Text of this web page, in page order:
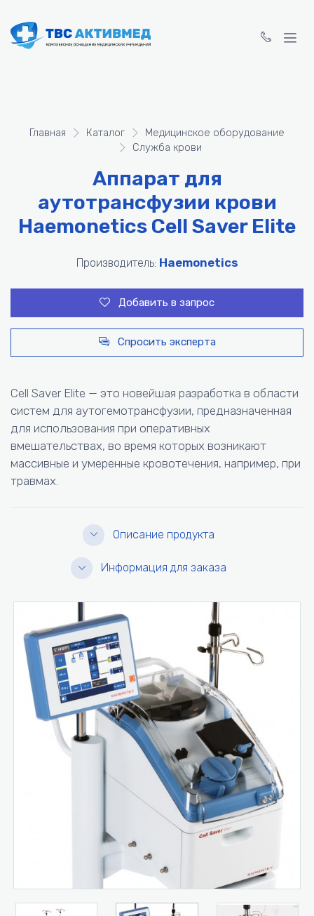
Главная Каталог
Медицинское оборудование
Служба крови
Аппарат для
аутотрансфузии крови
Haemonetics Cell Saver Elite
Производитель: Haemonetics
Добавить в запрос
Спросить эксперта
Cell Saver Elite — это новейшая разработка в области
систем для аутогемотрансфузии, предназначенная
для использования при оперативных
вмешательствах, во время которых возникают
массивные и умеренные кровотечения, например, при
травмах.
Описание продукта
Информация для заказа